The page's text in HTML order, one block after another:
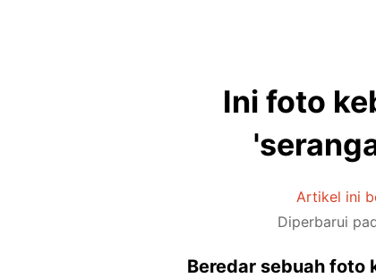
Ini foto
Artikel ini
Diperbarui
Beredar sebuah foto